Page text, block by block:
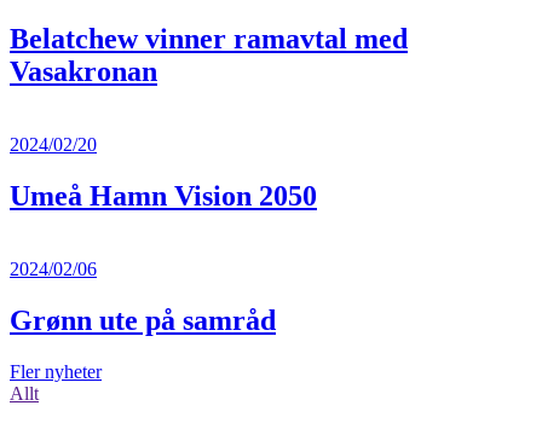
Belatchew vinner ramavtal med
Vasakronan
2024/02/20
Umeå Hamn Vision 2050
2024/02/06
Grønn ute på samråd
Fler nyheter
Allt